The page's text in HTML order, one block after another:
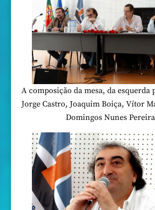
A composição da mesa, da esquerda
Jorge Castro, Joaquim Boiça, Vítor
Domingos Nunes Pereira